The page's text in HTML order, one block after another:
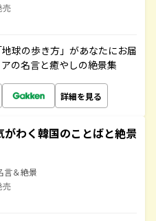
売
球の歩き方」があなたにお届
の名言と癒やしの絶景集
詳細を見る
がわく韓国のことばと絶景
言＆絶景
売